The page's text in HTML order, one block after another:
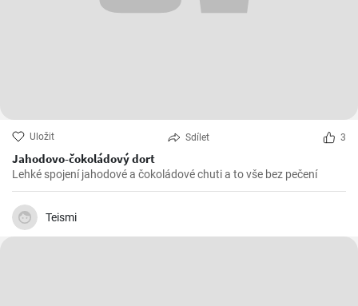
Uložit Sdílet 3
Jahodovo-čokoládový dort
Lehké spojení jahodové a čokoládové chuti a to vše bez pečení
Teismi